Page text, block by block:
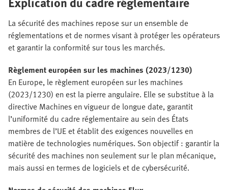
La sécurité des machines repose sur un ensemble de
réglementations et de normes visant à protéger les opérateurs
et garantir la conformité sur tous les marchés.
Règlement européen sur les machines (2023/1230)
En Europe, le règlement européen sur les machines
(2023/1230) en est la pierre angulaire. Elle se substitue à la
directive Machines en vigueur de longue date, garantit
l’uniformité du cadre réglementaire au sein des États
membres de l’UE et établit des exigences nouvelles en
matière de technologies numériques. Son objectif : garantir la
sécurité des machines non seulement sur le plan mécanique,
mais aussi en termes de logiciels et de cybersécurité.